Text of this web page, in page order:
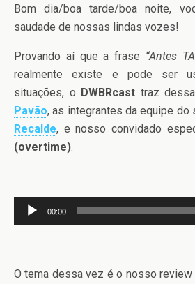
Bom dia/boa tarde/boa noite,
saudade de nossas lindas vozes!
Provando aí que a frase “Antes
realmente existe e pode ser
situações, o DWBRcast traz
Pavão, as integrantes da equipe
Recalde, e nosso convidado
(overtime).
Tocador
de
00:00
O tema dessa vez é o nosso